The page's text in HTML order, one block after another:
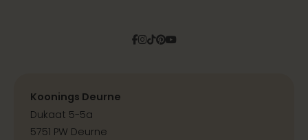
Facebook
Instagram
Tiktok
Pinterest
YouTube
Koonings Deurne
Dukaat 5-5a
5751 PW Deurne